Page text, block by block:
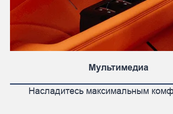
Мультимедиа
Насладитесь максимальным